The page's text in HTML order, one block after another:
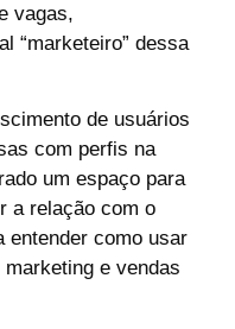
vagas,
“marketeiro” dessa
de usuários
com perfis na
um espaço para
a relação com o
entender como usar
e vendas